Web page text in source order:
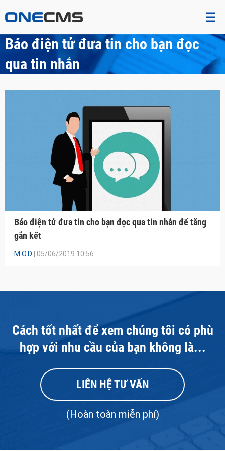
Báo điện tử đưa tin cho bạn đọc
qua tin nhắn
Báo điện tử đưa tin cho bạn đọc qua tin nhắn để tăng
gắn kết
M.O.D | 05/06/2019 10:56
Cách tốt nhất để xem chúng tôi có phù
hợp với nhu cầu của bạn không là...
LIÊN HỆ TƯ VẤN
(Hoàn toàn miễn phí)